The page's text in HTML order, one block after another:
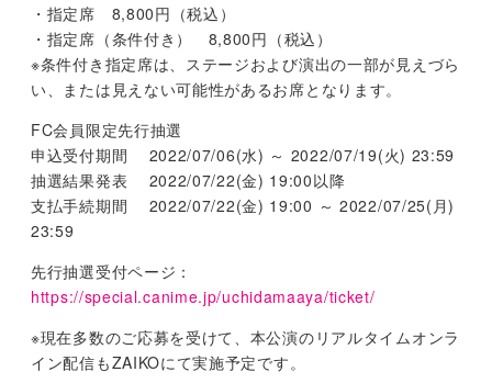
・指定席 8,800円（税込）
・指定席（条件付き） 8,800円（税込）
※条件付き指定席は、ステージおよび演出の一部が見えづら
い、または見えない可能性があるお席となります。
FC会員限定先行抽選
申込受付期間 2022/07/06(水) ～ 2022/07/19(火) 23:59
抽選結果発表 2022/07/22(金) 19:00以降
支払手続期間 2022/07/22(金) 19:00 ～ 2022/07/25(月)
23:59
先行抽選受付ページ：
https://special.canime.jp/uchidamaaya/ticket/
※現在多数のご応募を受けて、本公演のリアルタイムオンラ
イン配信もZAIKOにて実施予定です。